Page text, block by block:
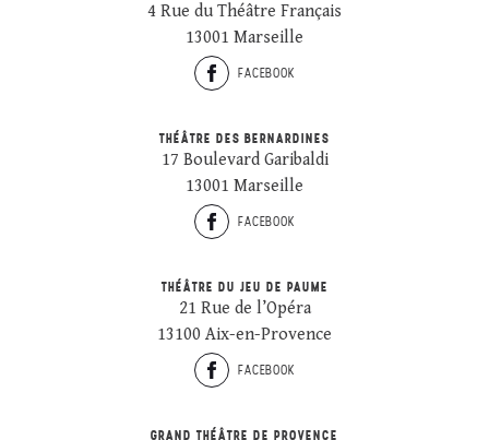
4 Rue du Théâtre Français
13001 Marseille
FACEBOOK
THÉÂTRE DES BERNARDINES
17 Boulevard Garibaldi
13001 Marseille
FACEBOOK
THÉÂTRE DU JEU DE PAUME
21 Rue de l’Opéra
13100 Aix-en-Provence
FACEBOOK
GRAND THÉÂTRE DE PROVENCE